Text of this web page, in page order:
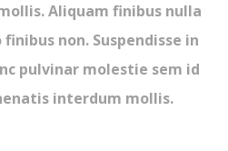
Aliquam finibus nulla
non. Suspendisse in
pulvinar molestie sem id
interdum mollis.